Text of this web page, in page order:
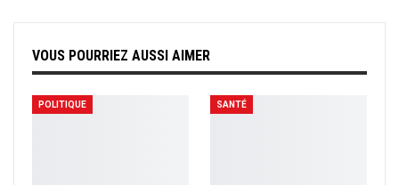
VOUS POURRIEZ AUSSI AIMER
POLITIQUE SANTÉ